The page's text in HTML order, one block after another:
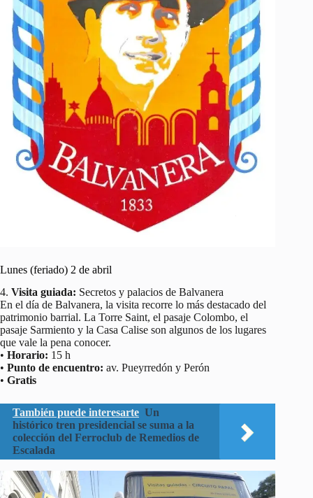
Lunes (feriado) 2 de abril
4. Visita guiada: Secretos y palacios de Balvanera
En el día de Balvanera, la visita recorre lo más destacado del
patrimonio barrial. La Torre Saint, el pasaje Colombo, el
pasaje Sarmiento y la Casa Calise son algunos de los lugares
que vale la pena conocer.
• Horario: 15 h
• Punto de encuentro: av. Pueyrredón y Perón
• Gratis
También puede interesarte Un
histórico tren presidencial se suma a la
colección del Ferroclub de Remedios de
Escalada